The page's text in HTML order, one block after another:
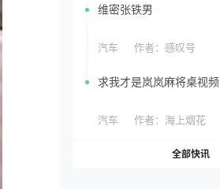
维密张铁男
汽车 作者： 感叹号
求我才是岚岚麻将桌视频
汽车 作者： 海上烟花
全部快讯